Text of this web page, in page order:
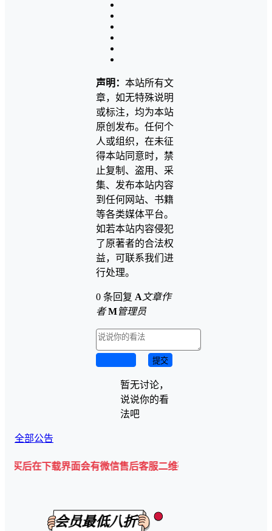
声明： 本站所有文
章，如无特殊说明
或标注，均为本站
原创发布。任何个
人或组织，在未征
得本站同意时，禁
止复制、盗用、采
集、发布本站内容
到任何网站、书籍
等各类媒体平台。
如若本站内容侵犯
了原著者的合法权
益，可联系我们进
行处理。
0 条回复 A 文章作
者 M管理员
提交
暂无讨论，
说说你的看
法吧
全部公告
界面会有微信售后客服二维码💡